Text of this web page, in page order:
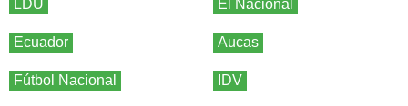
LDU El Nacional
Ecuador Aucas
Fútbol Nacional IDV